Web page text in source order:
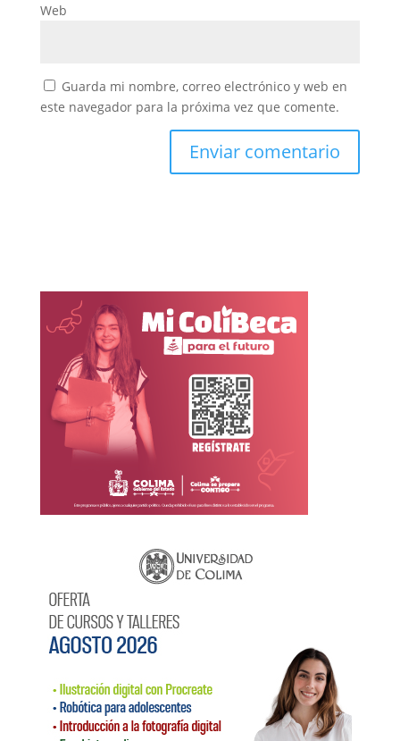
Web
Guarda mi nombre, correo electrónico y web en
este navegador para la próxima vez que comente.